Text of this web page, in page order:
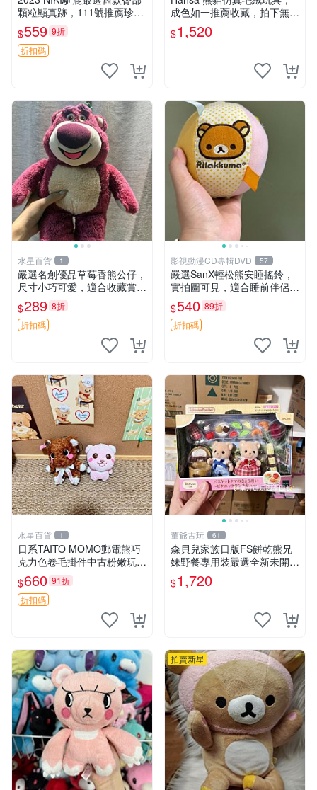
顆粒顯真跡，111號推薦珍藏
品 馴鹿 舊款 尾巴顆粒
$559 9折
折扣碼
成色如一推薦收藏，拍下無疑
心 熊貓 毛絨玩具 收藏
$1,520
水星百貨 1
嚴選名創優品草莓香熊公仔，
尺寸小巧可愛，適合收藏賞玩
30cm 玩具 公仔 草莓熊
$289 8折
折扣碼
影視動漫CD專輯DVD 57
嚴選SanX輕松熊安睡搖鈴，
實拍圖可見，適合睡前伴侶，
Picks安撫好物 0325 懸吊 電
腦
$540 89折
折扣碼
水星百貨 1
日系TAITO MOMO郵電熊巧
克力色卷毛掛件中古粉嫩玩偶
微瑕推薦 postpet momo 郵
電熊 中古玩偶
$660 91折
折扣碼
董爺古玩 61
森貝兒家族日版FS餅乾熊兄
妹野餐專用裝嚴選全新未開
封，包含兩組大童款紙盒裝，
適合收藏與分享。 餅乾熊兄
$1,720
拍賣新星